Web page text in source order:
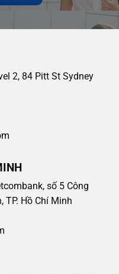
2, 84 Pitt St Sydney
số 5 Công
TP. Hồ Chí Minh